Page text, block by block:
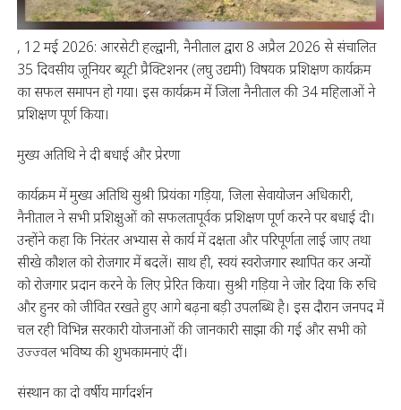
, 12 मई 2026: आरसेटी हल्द्वानी, नैनीताल द्वारा 8 अप्रैल 2026 से संचालित
35 दिवसीय जूनियर ब्यूटी प्रैक्टिशनर (लघु उद्यमी) विषयक प्रशिक्षण कार्यक्रम
का सफल समापन हो गया। इस कार्यक्रम में जिला नैनीताल की 34 महिलाओं ने
प्रशिक्षण पूर्ण किया।
मुख्य अतिथि ने दी बधाई और प्रेरणा
कार्यक्रम में मुख्य अतिथि सुश्री प्रियंका गड़िया, जिला सेवायोजन अधिकारी,
नैनीताल ने सभी प्रशिक्षुओं को सफलतापूर्वक प्रशिक्षण पूर्ण करने पर बधाई दी।
उन्होंने कहा कि निरंतर अभ्यास से कार्य में दक्षता और परिपूर्णता लाई जाए तथा
सीखे कौशल को रोजगार में बदलें। साथ ही, स्वयं स्वरोजगार स्थापित कर अन्यों
को रोजगार प्रदान करने के लिए प्रेरित किया। सुश्री गड़िया ने जोर दिया कि रुचि
और हुनर को जीवित रखते हुए आगे बढ़ना बड़ी उपलब्धि है। इस दौरान जनपद में
चल रही विभिन्न सरकारी योजनाओं की जानकारी साझा की गई और सभी को
उज्ज्वल भविष्य की शुभकामनाएं दीं।
संस्थान का दो वर्षीय मार्गदर्शन